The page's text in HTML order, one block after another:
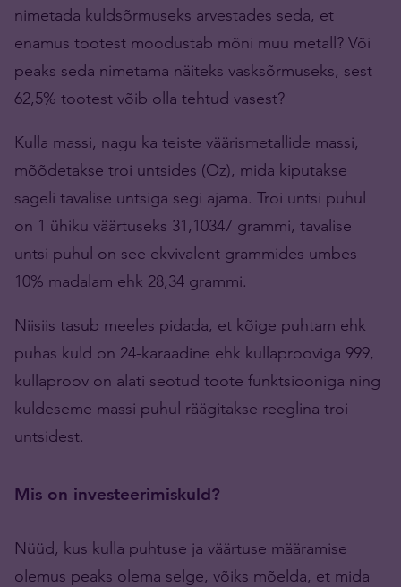
nimetada kuldsõrmuseks arvestades seda, et
enamus tootest moodustab mõni muu metall? Või
peaks seda nimetama näiteks vasksõrmuseks, sest
62,5% tootest võib olla tehtud vasest?
Kulla massi, nagu ka teiste väärismetallide massi,
mõõdetakse troi untsides (Oz), mida kiputakse
sageli tavalise untsiga segi ajama. Troi untsi puhul
on 1 ühiku väärtuseks 31,10347 grammi, tavalise
untsi puhul on see ekvivalent grammides umbes
10% madalam ehk 28,34 grammi.
Niisiis tasub meeles pidada, et kõige puhtam ehk
puhas kuld on 24-karaadine ehk kullaprooviga 999,
kullaproov on alati seotud toote funktsiooniga ning
kuldeseme massi puhul räägitakse reeglina troi
untsidest.
Mis on investeerimiskuld?
Nüüd, kus kulla puhtuse ja väärtuse määramise
olemus peaks olema selge, võiks mõelda, et mida